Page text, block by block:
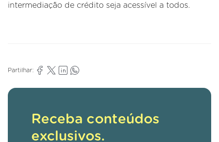
intermediação de crédito seja acessível a todos.
Partilhar:
Receba conteúdos
exclusivos.